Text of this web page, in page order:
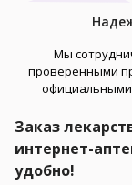
Мы
проверенными
Заказ
интернет-
удобно!